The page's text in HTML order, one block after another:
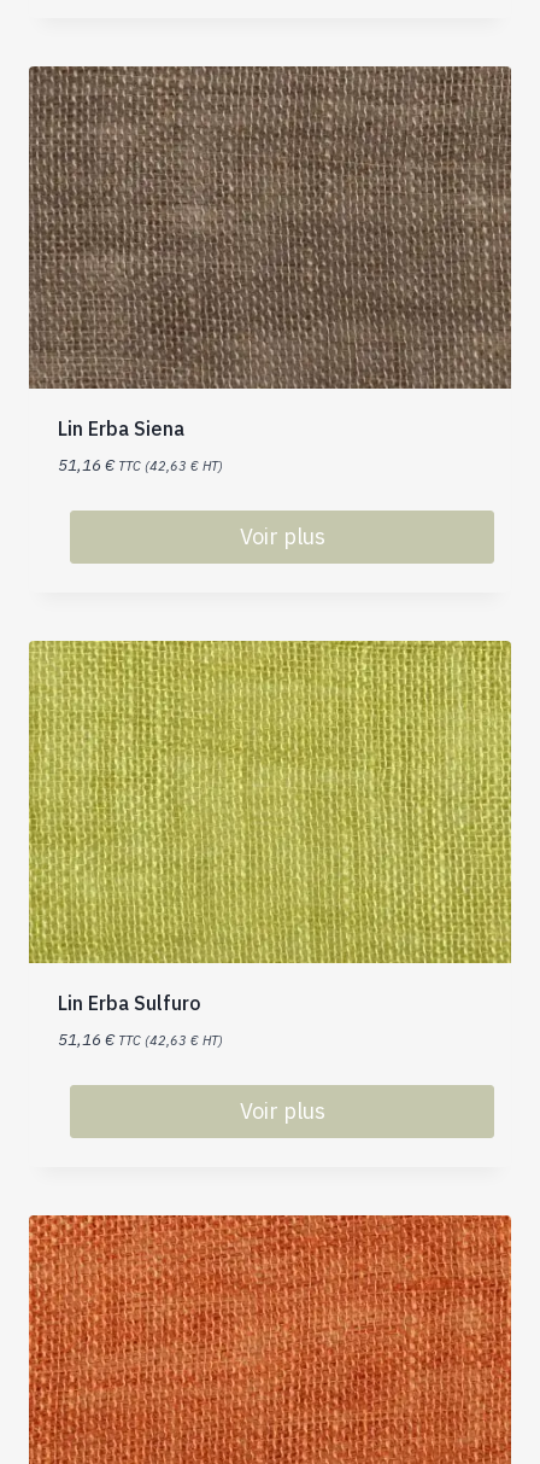
Lin Erba Siena
51,16 € TTC (42,63 € HT)
Voir plus
Lin Erba Sulfuro
51,16 € TTC (42,63 € HT)
Voir plus